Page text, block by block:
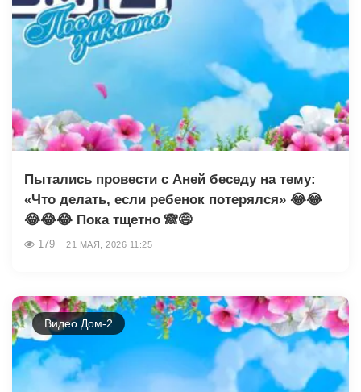
Пытались провести с Аней беседу на тему:
«Что делать, если ребенок потерялся» 😂😂
😂😂😂 Пока тщетно 🙈😅
179 21 МАЯ, 2026 11:25
Видео Дом-2